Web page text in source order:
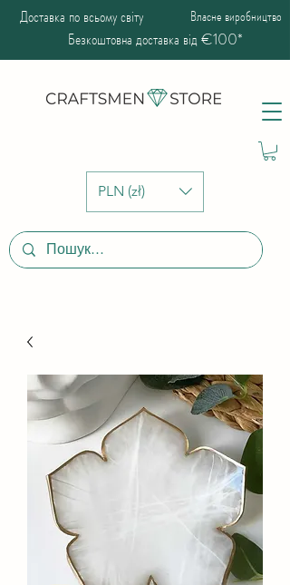
PLN (zł)
Доставка по всьому світу Власне виробництво
Безкоштовна доставка від €100*